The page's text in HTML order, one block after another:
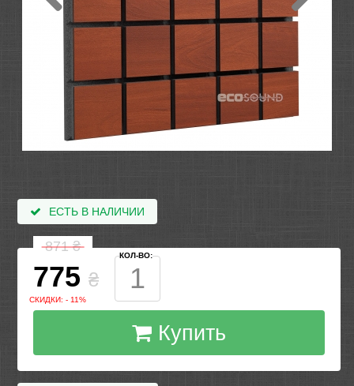
ЕСТЬ В НАЛИЧИИ
871₴
775 ₴
СКИДКИ: - 11%
КОЛ-ВО:
Купить